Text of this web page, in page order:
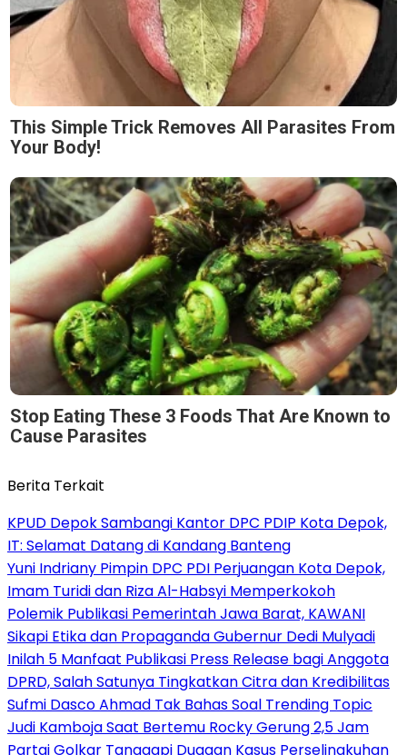
This Simple Trick Removes All Parasites From
Your Body!
Stop Eating These 3 Foods That Are Known to
Cause Parasites
Berita Terkait
KPUD Depok Sambangi Kantor DPC PDIP Kota Depok,
IT: Selamat Datang di Kandang Banteng
Yuni Indriany Pimpin DPC PDI Perjuangan Kota Depok,
Imam Turidi dan Riza Al-Habsyi Memperkokoh
Polemik Publikasi Pemerintah Jawa Barat, KAWANI
Sikapi Etika dan Propaganda Gubernur Dedi Mulyadi
Inilah 5 Manfaat Publikasi Press Release bagi Anggota
DPRD, Salah Satunya Tingkatkan Citra dan Kredibilitas
Sufmi Dasco Ahmad Tak Bahas Soal Trending Topic
Judi Kamboja Saat Bertemu Rocky Gerung 2,5 Jam
Partai Golkar Tanggapi Dugaan Kasus Perselingkuhan